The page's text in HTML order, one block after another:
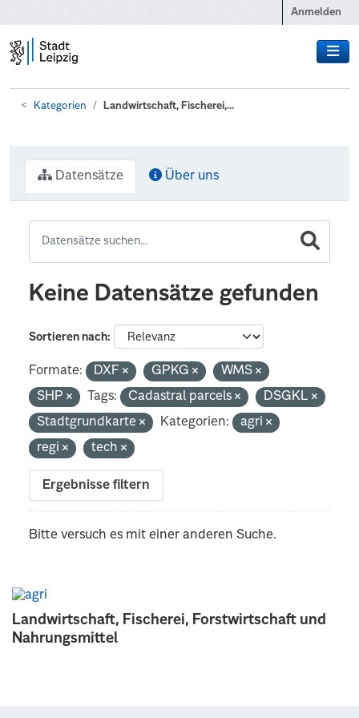
Anmelden
Kategorien Landwirtschaft, Fischerei,...
Landwirtschaft, Fischerei, Forstwirtschaft und
Nahrungsmittel
Datensätze Über uns
Keine Datensätze gefunden
Sortieren nach
Formate: DXF GPKG
WMS
SHP
Tags: Cadastral parcels
DSGKL
Stadtgrundkarte
Kategorien:
agri
regi
tech
Ergebnisse filtern
Bitte versuch es mit einer anderen Suche.